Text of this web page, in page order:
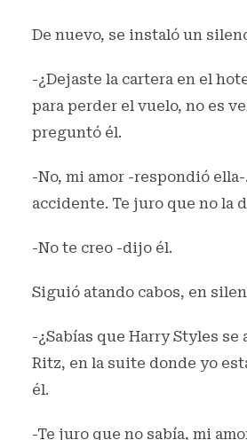
De nuevo, se instaló un
-¿Dejaste la cartera en el
para perder el vuelo, no es
preguntó él.
-No, mi amor -respondió
accidente. Te juro que no la
-No te creo -dijo él.
Siguió atando cabos, en
-¿Sabías que Harry Styles se
Ritz, en la suite donde yo
él.
-Te juro que no sabía, mi